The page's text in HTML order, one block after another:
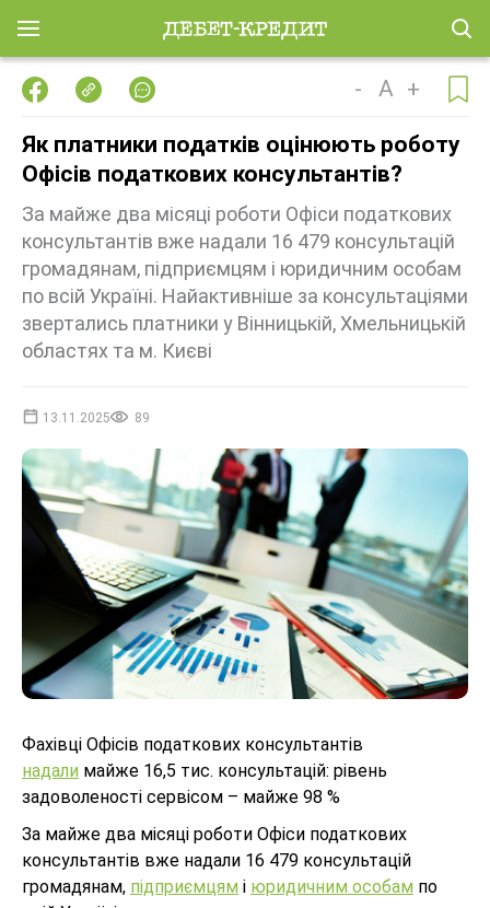
- A +
Як платники податків оцінюють роботу
Офісів податкових консультантів?
За майже два місяці роботи Офіси податкових
консультантів вже надали 16 479 консультацій
громадянам, підприємцям і юридичним особам
по всій Україні. Найактивніше за консультаціями
звертались платники у Вінницькій, Хмельницькій
областях та м. Києві
13.11.2025 89
Фахівці Офісів податкових консультантів
надали майже 16,5 тис. консультацій: рівень
задоволеності сервісом – майже 98 %
За майже два місяці роботи Офіси податкових
консультантів вже надали 16 479 консультацій
громадянам, підприємцям і юридичним особам по